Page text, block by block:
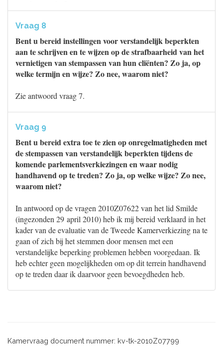
Vraag 8
Bent u bereid instellingen voor verstandelijk beperkten
aan te schrijven en te wijzen op de strafbaarheid van het
vernietigen van stempassen van hun cliënten? Zo ja, op
welke termijn en wijze? Zo nee, waarom niet?
Zie antwoord vraag 7.
Vraag 9
Bent u bereid extra toe te zien op onregelmatigheden met
de stempassen van verstandelijk beperkten tijdens de
komende parlementsverkiezingen en waar nodig
handhavend op te treden? Zo ja, op welke wijze? Zo nee,
waarom niet?
In antwoord op de vragen 2010Z07622 van het lid Smilde
(ingezonden 29 april 2010) heb ik mij bereid verklaard in het
kader van de evaluatie van de Tweede Kamerverkiezing na te
gaan of zich bij het stemmen door mensen met een
verstandelijke beperking problemen hebben voorgedaan. Ik
heb echter geen mogelijkheden om op dit terrein handhavend
op te treden daar ik daarvoor geen bevoegdheden heb.
Kamervraag document nummer: kv-tk-2010Z07799